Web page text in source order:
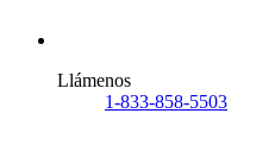
Llámenos
1-833-858-5503